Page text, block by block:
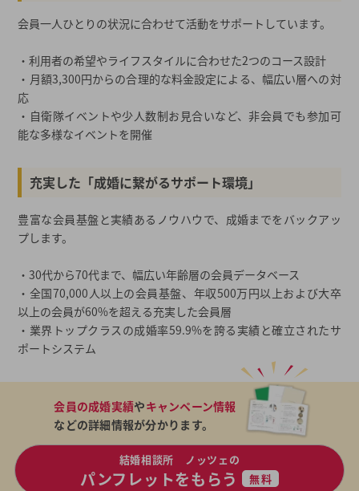
会員一人ひとりの状況に合わせて活動をサポートしています。
・利用者の希望やライフスタイルに合わせた2つのコース設計
・月額3,300円からの合理的な料金設定による、幅広い層への対
応
・自衛隊イベントや少人数制お見合いなど、非会員でも参加可
能な多様なイベントを開催
充実した「成婚に繋がるサポート環境」
豊富な会員基盤と実績あるノウハウで、成婚までをバックアッ
プします。
・30代から70代まで、幅広い年齢層の会員データベース
・全国70,000人以上の会員基盤、年収500万円以上および大卒
以上の会員が60%を超える充実した会員層
・業界トップクラスの成婚率59.9%を誇る実績と確立されたサ
ポートシステム
会員の成婚実績やキャンペーン情報
などの詳細情報が分かります。
結婚相談所 ノッツェの
パンフレットをもらう 無料